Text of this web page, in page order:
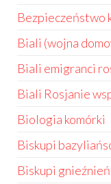
Bezpieczeństwo
Biali (wojna
Biali emigranci
Biali Rosjanie
Biologia komórki
Biskupi
Biskupi